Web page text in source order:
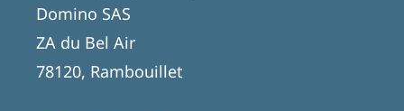
Domino SAS
ZA du Bel Air
78120, Rambouillet